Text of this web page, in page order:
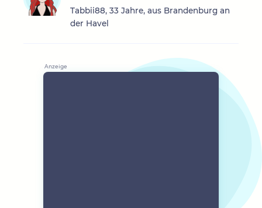
Tabbii88, 33 Jahre, aus Brandenburg an
der Havel